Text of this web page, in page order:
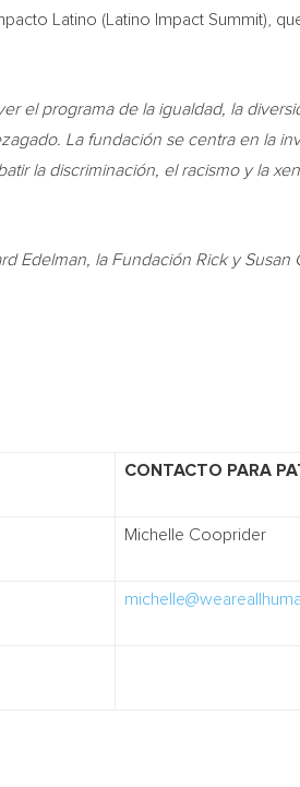
Latino (Latino Impact Summit),
el programa de la igualdad, la
La fundación se centra en la
la discriminación, el racismo y la
Edelman, la Fundación Rick ySusan
CONTACTO PARA
Michelle Cooprider